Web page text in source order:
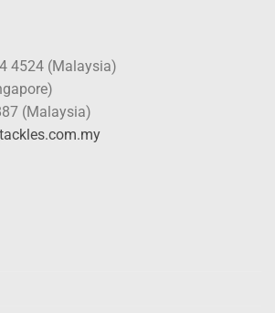
4524 (Malaysia)
(Malaysia)